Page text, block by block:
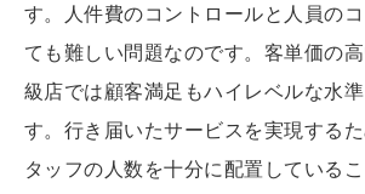
す。人件費のコントロールと人員の
ても難しい問題なのです。客単価の
級店では顧客満足もハイレベルな水
す。行き届いたサービスを実現する
タッフの人数を十分に配置している